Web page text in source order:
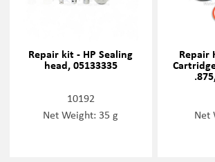
Repair kit - HP Sealing
head, 05133335
10192
Net Weight: 35 g
Repair
Net